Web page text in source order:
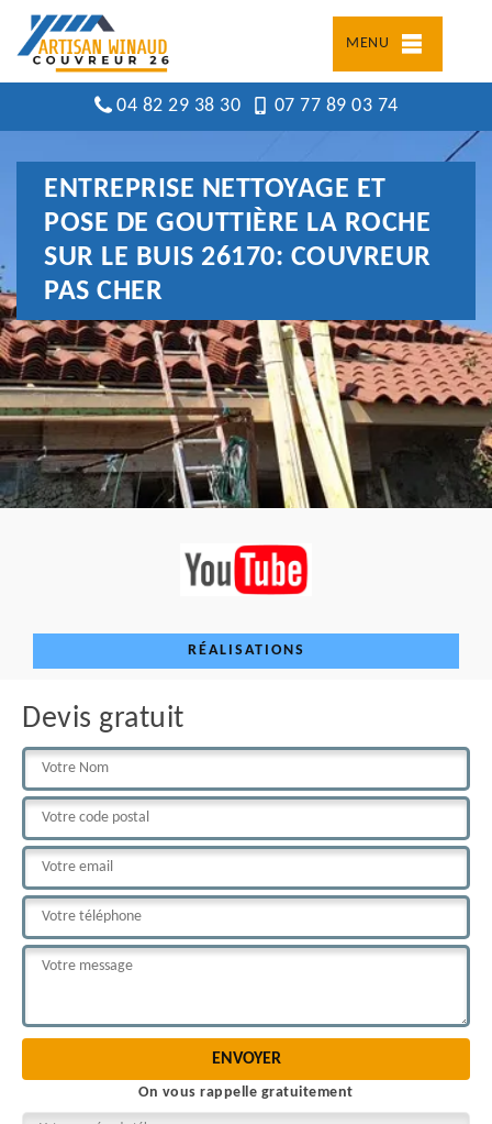
MENU
04 82 29 38 30 07 77 89 03 74
ENTREPRISE NETTOYAGE ET
POSE DE GOUTTIÈRE LA ROCHE
SUR LE BUIS 26170: COUVREUR
PAS CHER
RÉALISATIONS
Devis gratuit
On vous rappelle gratuitement